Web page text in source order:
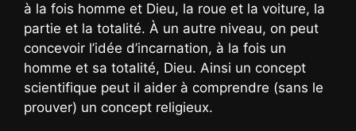
à la fois homme et Dieu, la roue et la voiture, la
partie et la totalité. À un autre niveau, on peut
concevoir l’idée d’incarnation, à la fois un
homme et sa totalité, Dieu. Ainsi un concept
scientifique peut il aider à comprendre (sans le
prouver) un concept religieux.